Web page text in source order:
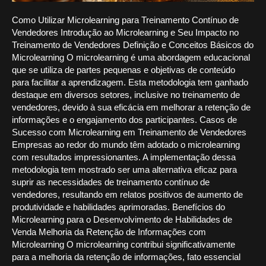
Como Utilizar Microlearning para Treinamento Contínuo de
Vendedores Introdução ao Microlearning e Seu Impacto no
Treinamento de Vendedores Definição e Conceitos Básicos do
Microlearning O microlearning é uma abordagem educacional
que se utiliza de partes pequenas e objetivas de conteúdo
para facilitar a aprendizagem. Esta metodologia tem ganhado
destaque em diversos setores, inclusive no treinamento de
vendedores, devido à sua eficácia em melhorar a retenção de
informações e o engajamento dos participantes. Casos de
Sucesso com Microlearning em Treinamento de Vendedores
Empresas ao redor do mundo têm adotado o microlearning
com resultados impressionantes. A implementação dessa
metodologia tem mostrado ser uma alternativa eficaz para
suprir as necessidades de treinamento contínuo de
vendedores, resultando em relatos positivos de aumento de
produtividade e habilidades aprimoradas. Benefícios do
Microlearning para o Desenvolvimento de Habilidades de
Venda Melhoria da Retenção de Informações com
Microlearning O microlearning contribui significativamente
para a melhoria da retenção de informações, fato essencial